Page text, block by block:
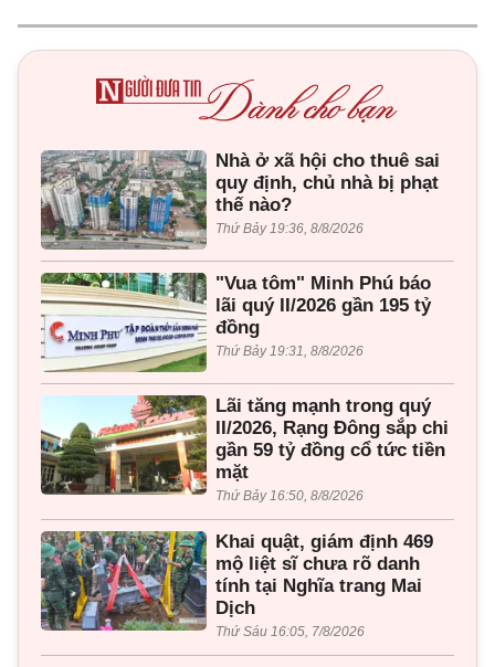
Nhà ở xã hội cho thuê sai
quy định, chủ nhà bị phạt
thế nào?
Thứ Bảy 19:36, 8/8/2026
"Vua tôm" Minh Phú báo
lãi quý II/2026 gần 195 tỷ
đồng
Thứ Bảy 19:31, 8/8/2026
Lãi tăng mạnh trong quý
II/2026, Rạng Đông sắp chi
gần 59 tỷ đồng cổ tức tiền
mặt
Thứ Bảy 16:50, 8/8/2026
Khai quật, giám định 469
mộ liệt sĩ chưa rõ danh
tính tại Nghĩa trang Mai
Dịch
Thứ Sáu 16:05, 7/8/2026